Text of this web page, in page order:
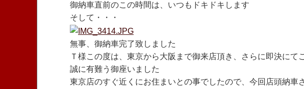
御納車直前のこの時間は、いつもドキドキします
そして・・・
無事、御納車完了致しました
Ｔ様この度は、東京から大阪まで御来店頂き、さらに即決にて
誠に有難う御座いました
東京店のすぐ近くにお住まいとの事でしたので、今回店頭納車